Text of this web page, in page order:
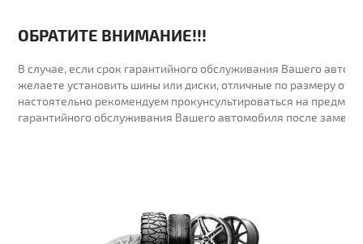
ОБРАТИТЕ ВНИМАНИЕ!!!
В случае, если срок гарантийного обслуживания Вашего
желаете установить шины или диски, отличные по размеру от
настоятельно рекомендуем прокунсультироваться на предмет
гарантийного обслуживания Вашего автомобиля после